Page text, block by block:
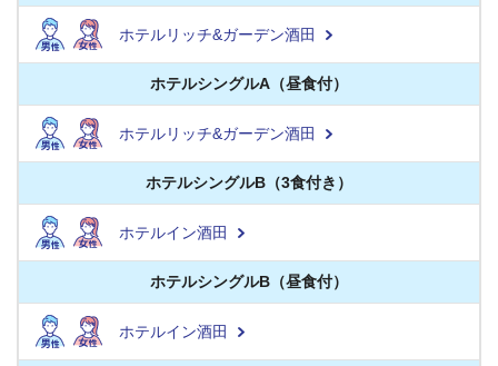
ホテルリッチ&ガーデン酒田
ホテルシングルA（昼食付）
ホテルリッチ&ガーデン酒田
ホテルシングルB（3食付き）
ホテルイン酒田
ホテルシングルB（昼食付）
ホテルイン酒田